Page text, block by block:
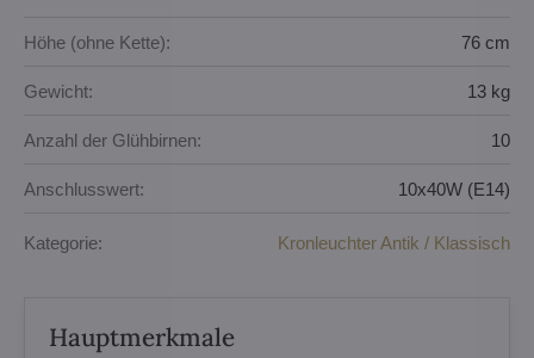
Höhe (ohne Kette): 76 cm
Gewicht: 13 kg
Anzahl der Glühbirnen: 10
Anschlusswert: 10x40W (E14)
Kategorie: Kronleuchter Antik / Klassisch
Hauptmerkmale